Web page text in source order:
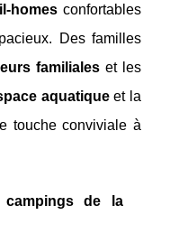
homes confortables
Des familles
familiales et les
aquatiqueet la
touche conviviale à
campings de la